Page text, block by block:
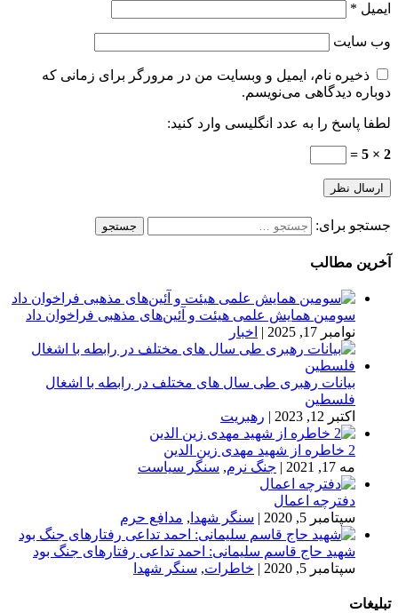
ایمیل *
وب‌ سایت
ذخیره نام، ایمیل و وبسایت من در مرورگر برای زمانی که
دوباره دیدگاهی می‌نویسم.
لطفا پاسخ را به عدد انگلیسی وارد کنید:
2 × 5 =
جستجو برای:
آخرین مطالب
سومین همایش علمی هیئت و آئین‌های مذهبی فراخوان داد
نوامبر 17, 2025
| اخبار
بیانات رهبری طی سال های مختلف در رابطه با اشغال
فلسطین
اکتبر 12, 2023
| رهبریت
2 خاطره از شهید مهدی زین الدین
مه 17, 2021
| جنگ نرم, سنگر سیاست
دفترچه اعمال
سپتامبر 5, 2020
| سنگر شهدا , مدافع حرم
شهید حاج قاسم سلیمانی: احمد تداعی رفتارهای جنگ بود
سپتامبر 5, 2020
| خاطرات, سنگر شهدا
تبلیغات